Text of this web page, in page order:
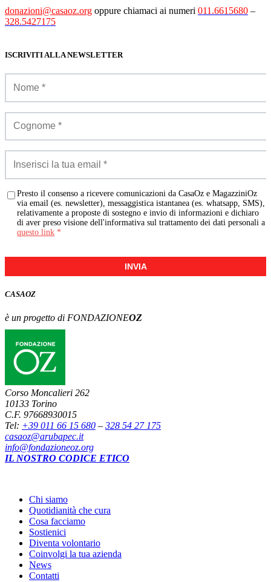
donazioni@casaoz.org oppure chiamaci ai numeri 011.6615680 –
328.5427175
ISCRIVITI ALLA NEWSLETTER
Presto il consenso a ricevere comunicazioni da CasaOz e MagazziniOz
via email (es. newsletter), messaggistica istantanea (es. whatsapp, SMS),
relativamente a proposte di sostegno e invio di informazioni e dichiaro
di aver preso visione dell'informativa sul trattamento dei dati personali a
questo link *
INVIA
CASAOZ
è un progetto di FONDAZIONEOZ
Corso Moncalieri 262
10133 Torino
C.F. 97668930015
Tel: +39 011 66 15 680 – 328 54 27 175
casaoz@arubapec.it
info@fondazioneoz.org
IL NOSTRO CODICE ETICO
Chi siamo
Quotidianità che cura
Cosa facciamo
Sostienici
Diventa volontario
Coinvolgi la tua azienda
News
Contatti